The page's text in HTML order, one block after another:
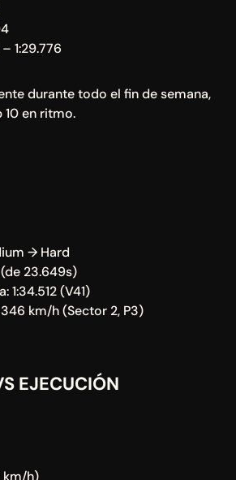
1:29.776
durante todo el fin de semana,
en ritmo.
→ Hard
23.649s)
1:34.512 (V41)
km/h (Sector 2, P3)
EJECUCIÓN
km/h)